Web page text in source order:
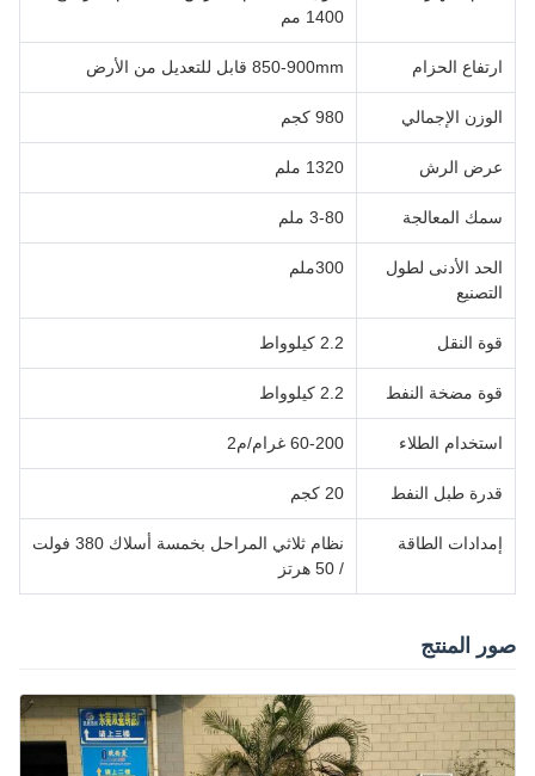
1400 مم
ارتفاع الحزام 850-900mm قابل للتعديل من الأرض
الوزن الإجمالي 980 كجم
عرض الرش 1320 ملم
سمك المعالجة 3-80 ملم
الحد الأدنى لطول
التصنيع
300ملم
قوة النقل 2.2 كيلوواط
قوة مضخة النفط 2.2 كيلوواط
استخدام الطلاء 60-200 غرام/م2
قدرة طبل النفط 20 كجم
إمدادات الطاقة
نظام ثلاثي المراحل بخمسة أسلاك 380 فولت
/ 50 هرتز
صور المنتج